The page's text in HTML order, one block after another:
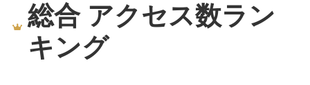
総合 アクセス数ラン
キング